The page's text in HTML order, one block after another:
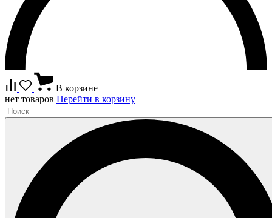
В корзине
нет товаров Перейти в корзину